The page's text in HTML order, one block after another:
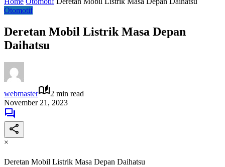
Otomotif
Deretan Mobil Listrik Masa Depan
Daihatsu
webmaster
2 min read
November 21, 2023
×
Deretan Mobil Listrik Masa Depan Daihatsu